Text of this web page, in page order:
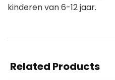
kinderen van 6-12 jaar.
Related Products